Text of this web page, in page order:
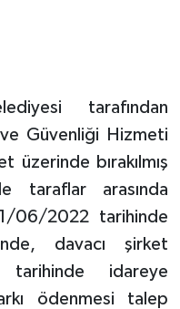
tarafından
Güvenliği Hizmeti
üzerinde bırakılmış
taraflar arasında
06/2022 tarihinde
davacı şirket
tarihinde idareye
ödenmesi talep